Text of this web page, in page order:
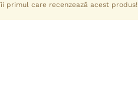
primul care recenzează acest produs!